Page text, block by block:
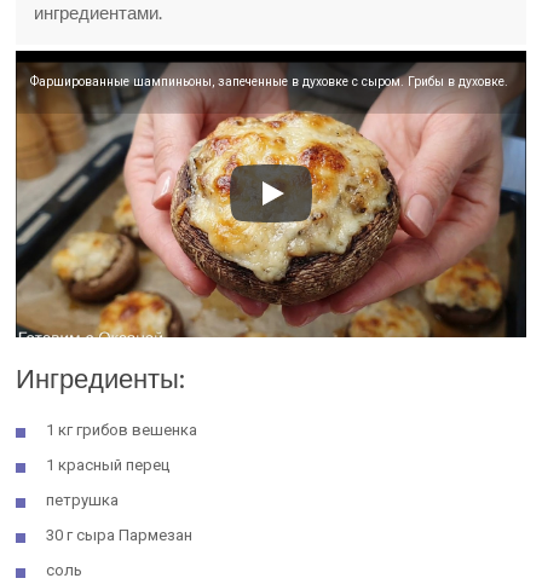
ингредиентами.
Фаршированные шампиньоны, запеченные в духовке с сыром. Грибы в духовке.
Ингредиенты:
1 кг грибов вешенка
1 красный перец
петрушка
30 г сыра Пармезан
соль